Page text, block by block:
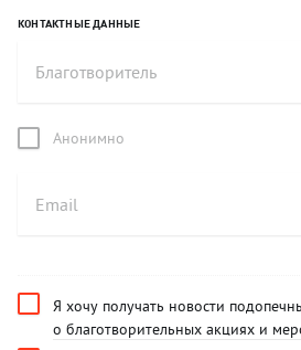
КОНТАКТНЫЕ ДАННЫЕ
Анонимно
Я хочу получать новости
о благотворительных акциях и